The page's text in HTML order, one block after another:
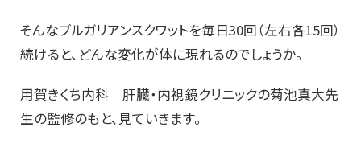
そんなブルガリアンスクワットを毎日30回（左右各15回）
続けると、どんな変化が体に現れるのでしょうか。
用賀きくち内科 肝臓・内視鏡クリニックの菊池真大先
生の監修のもと、見ていきます。